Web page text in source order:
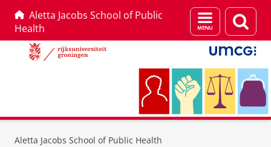
Aletta Jacobs School of Public
Health
Menu
en
zoeken
Aletta Jacobs School of Public Health